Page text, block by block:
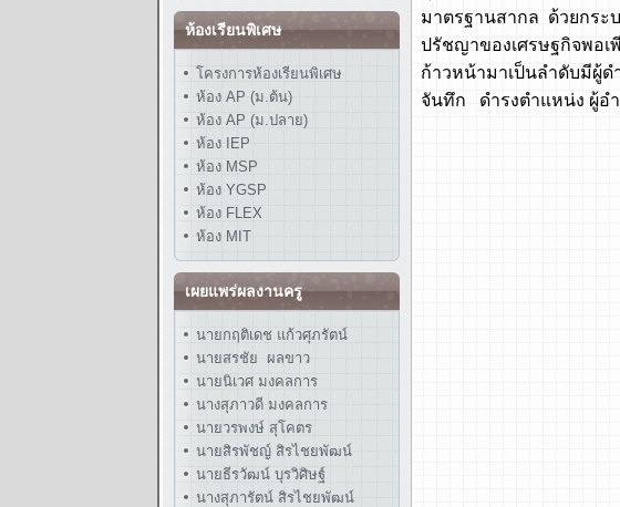
ห้องเรียนพิเศษ
โครงการห้องเรียนพิเศษ
ห้อง AP (ม.ต้น)
ห้อง AP (ม.ปลาย)
ห้อง IEP
ห้อง MSP
ห้อง YGSP
ห้อง FLEX
ห้อง MIT
เผยแพร่ผลงานครู
นายกฤติเดช แก้วศุภรัตน์
นายสรชัย ผลขาว
นายนิเวศ มงคลการ
นางสุภาวดี มงคลการ
นายวรพงษ์ สุโคตร
นายสิรพัชญ์ สิรไชยพัฒน์
นายธีรวัฒน์ บุรวิศิษฐ์
นางสุภารัตน์ สิรไชยพัฒน์
มาตรฐานสากล ด้วยกร
ปรัชญาของเศรษฐกิจพอเ
ก้าวหน้ามาเป็นลำดับมีผู้
จันทึก ดำรงตำแหน่ง ผู้อ